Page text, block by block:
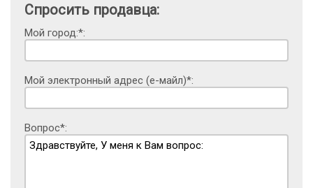
Спросить продавца:
Мой город:*:
Мой электронный адрес (е-майл)*:
Вопрос*: